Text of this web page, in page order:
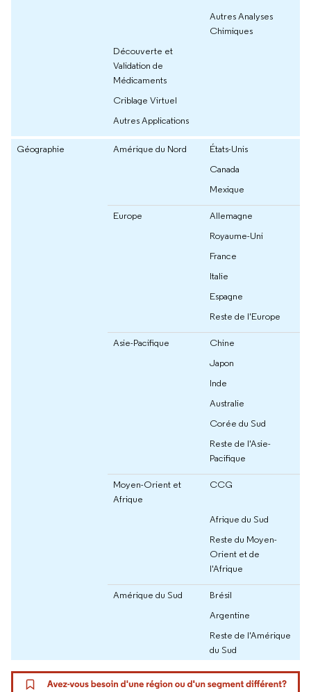
Autres Analyses
Chimiques
Découverte et
Validation de
Médicaments
Criblage Virtuel
Autres Applications
Géographie Amérique du Nord
États-Unis
Canada
Mexique
Europe
Allemagne
Royaume-Uni
France
Italie
Espagne
Reste de l'Europe
Asie-Pacifique
Chine
Japon
Inde
Australie
Corée du Sud
Reste de l'Asie-
Pacifique
Moyen-Orient et
Afrique
CCG
Afrique du Sud
Reste du Moyen-
Orient et de
l'Afrique
Amérique du Sud
Brésil
Argentine
Reste de l'Amérique
du Sud